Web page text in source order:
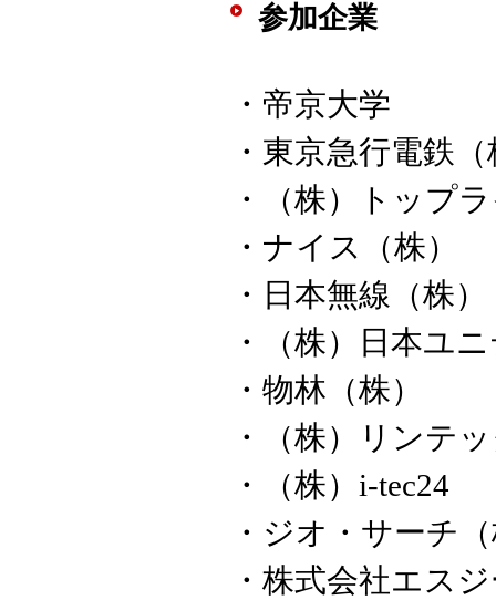
参加企業
・帝京大学
・東京急行電鉄
・（株）トップ
・ナイス（株）
・日本無線（株）
・（株）日本ユ
・物林（株）
・（株）リンテ
・（株）i-tec24
・ジオ・サーチ
・株式会社エス